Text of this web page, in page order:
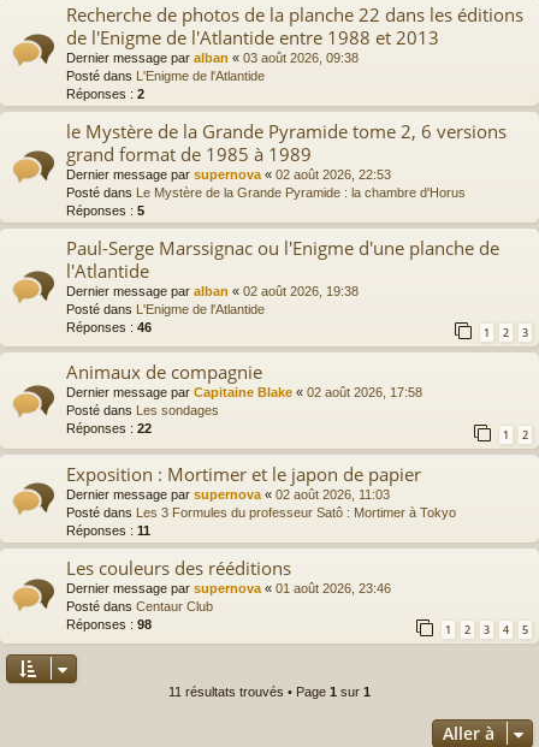
Recherche de photos de la planche 22 dans les éditions
de l'Enigme de l'Atlantide entre 1988 et 2013
Dernier message par alban « 03 août 2026, 09:38
Posté dans L'Enigme de l'Atlantide
Réponses : 2
le Mystère de la Grande Pyramide tome 2, 6 versions
grand format de 1985 à 1989
Dernier message par supernova « 02 août 2026, 22:53
Posté dans Le Mystère de la Grande Pyramide : la chambre d'Horus
Réponses : 5
Paul-Serge Marssignac ou l'Enigme d'une planche de
l'Atlantide
Dernier message par alban « 02 août 2026, 19:38
Posté dans L'Enigme de l'Atlantide
Réponses : 46 1 2 3
Animaux de compagnie
Dernier message par Capitaine Blake « 02 août 2026, 17:58
Posté dans
Les sondages
Réponses : 22 1 2
Exposition : Mortimer et le japon de papier
Dernier message par supernova « 02 août 2026, 11:03
Posté dans Les 3 Formules du professeur Satô : Mortimer à Tokyo
Réponses : 11
Les couleurs des rééditions
Dernier message par supernova « 01 août 2026, 23:46
Posté dans Centaur Club
Réponses : 98 1 2 3 4 5
11 résultats trouvés • Page 1 sur 1
Aller à